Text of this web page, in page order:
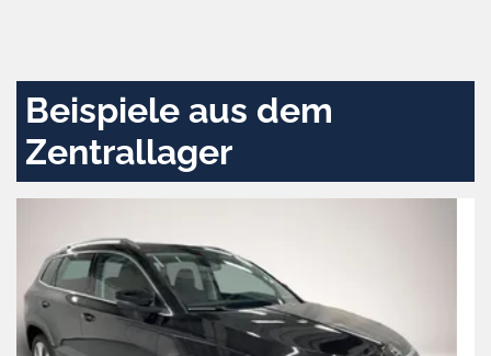
Beispiele aus dem
Zentrallager